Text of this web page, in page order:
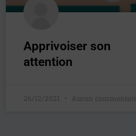
Apprivoiser son
attention
26/12/2021 Aucun commentaire